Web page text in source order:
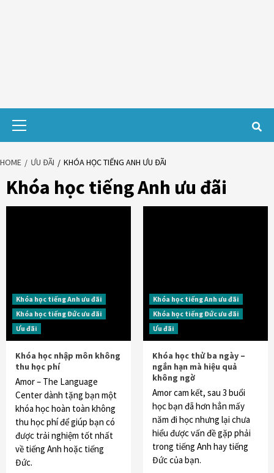
HOME ƯU ĐÃI KHÓA HỌC TIẾNG ANH ƯU ĐÃI
Khóa học tiếng Anh ưu đãi
Khóa học tiếng Anh ưu đãi
Khóa học tiếng Đức ưu đãi
Ưu đãi
Khóa học nhập môn không
thu học phí
Amor – The Language
Center dành tặng bạn một
khóa học hoàn toàn không
thu học phí để giúp bạn có
được trải nghiệm tốt nhất
về tiếng Anh hoặc tiếng
Đức.
Khóa học tiếng Anh ưu đãi
Khóa học tiếng Đức ưu đãi
Ưu đãi
Khóa học thử ba ngày –
ngắn hạn mà hiệu quả
không ngờ
Amor cam kết, sau 3 buổi
học bạn đã hơn hẳn mấy
năm đi học nhưng lại chưa
hiểu được vấn đề gặp phải
trong tiếng Anh hay tiếng
Đức của bạn.